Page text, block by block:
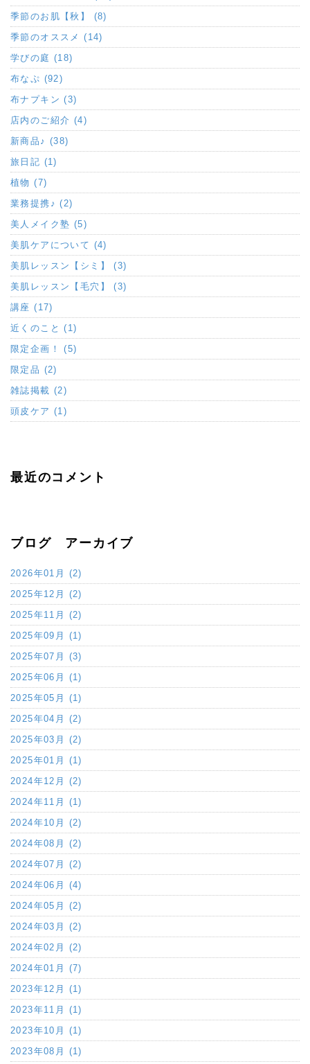
季節のお肌【秋】 (8)
季節のオススメ (14)
学びの庭 (18)
布なぷ (92)
布ナプキン (3)
店内のご紹介 (4)
新商品♪ (38)
旅日記 (1)
植物 (7)
業務提携♪ (2)
美人メイク塾 (5)
美肌ケアについて (4)
美肌レッスン【シミ】 (3)
美肌レッスン【毛穴】 (3)
講座 (17)
近くのこと (1)
限定企画！ (5)
限定品 (2)
雑誌掲載 (2)
頭皮ケア (1)
最近のコメント
ブログ アーカイブ
2026年01月 (2)
2025年12月 (2)
2025年11月 (2)
2025年09月 (1)
2025年07月 (3)
2025年06月 (1)
2025年05月 (1)
2025年04月 (2)
2025年03月 (2)
2025年01月 (1)
2024年12月 (2)
2024年11月 (1)
2024年10月 (2)
2024年08月 (2)
2024年07月 (2)
2024年06月 (4)
2024年05月 (2)
2024年03月 (2)
2024年02月 (2)
2024年01月 (7)
2023年12月 (1)
2023年11月 (1)
2023年10月 (1)
2023年08月 (1)